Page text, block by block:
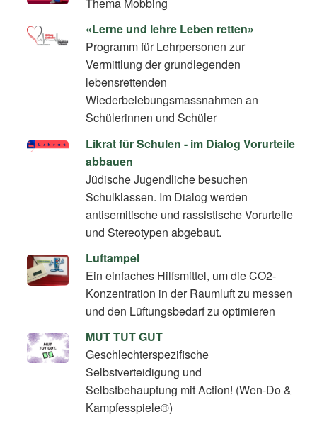
Thema Mobbing
«Lerne und lehre Leben retten»
Programm für Lehrpersonen zur
Vermittlung der grundlegenden
lebensrettenden
Wiederbelebungsmassnahmen an
Schülerinnen und Schüler
Likrat für Schulen - im Dialog Vorurteile
abbauen
Jüdische Jugendliche besuchen
Schulklassen. Im Dialog werden
antisemitische und rassistische Vorurteile
und Stereotypen abgebaut.
Luftampel
Ein einfaches Hilfsmittel, um die CO2-
Konzentration in der Raumluft zu messen
und den Lüftungsbedarf zu optimieren
MUT TUT GUT
Geschlechterspezifische
Selbstverteidigung und
Selbstbehauptung mit Action! (Wen-Do &
Kampfesspiele®)